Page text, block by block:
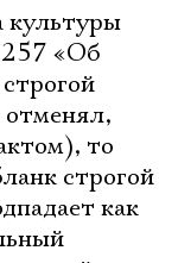
культуры
«Об
отменял,
то
строгой
как